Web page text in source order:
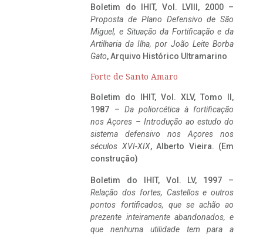
Boletim do IHIT, Vol. LVIII, 2000 –
Proposta de Plano Defensivo de São
Miguel, e Situação da Fortificação e da
Artilharia da Ilha, por João Leite Borba
Gato, Arquivo Histórico Ultramarino
Forte de Santo Amaro
Boletim do IHIT, Vol. XLV, Tomo II,
1987 – Da poliorcética à fortificação
nos Açores – Introdução ao estudo do
sistema defensivo nos Açores nos
séculos XVI-XIX, Alberto Vieira. (Em
construção)
Boletim do IHIT, Vol. LV, 1997 –
Relação dos fortes, Castellos e outros
pontos fortificados, que se achão ao
prezente inteiramente abandonados, e
que nenhuma utilidade tem para a